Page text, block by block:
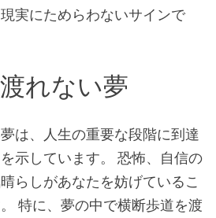
実にためらわないサインで
れない夢
は、人生の重要な段階に到達
示しています。 恐怖、自信の
らしがあなたを妨げているこ
特に、夢の中で横断歩道を渡